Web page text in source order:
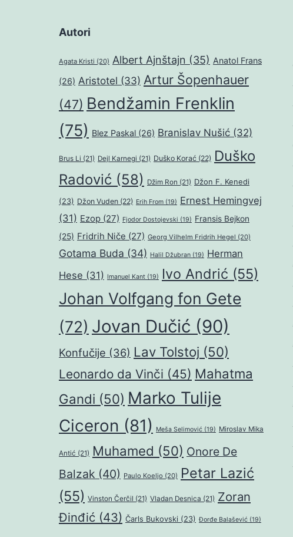
Autori
Agata Kristi (20) Albert Ajnštajn (35) Anatol Frans
(26) Aristotel (33) Artur Šopenhauer
(47) Bendžamin Frenklin
(75) Blez Paskal (26) Branislav Nušić (32)
Brus Li (21) Dejl Karnegi (21) Duško Korać (22) Duško
Radović (58) Džim Ron (21) Džon F. Kenedi
(23) Džon Vuden (22) Erih From (19) Ernest Hemingvej
(31) Ezop (27) Fjodor Dostojevski (19) Fransis Bejkon
(25) Fridrih Niče (27) Georg Vilhelm Fridrih Hegel (20)
Gotama Buda (34) Halil Džubran (19) Herman
Hese (31) Imanuel Kant (19) Ivo Andrić (55)
Johan Volfgang fon Gete
(72) Jovan Dučić (90)
Konfučije (36) Lav Tolstoj (50)
Leonardo da Vinči (45) Mahatma
Gandi (50) Marko Tulije
Ciceron (81) Meša Selimović (19) Miroslav Mika
Antić (21) Muhamed (50) Onore De
Balzak (40) Paulo Koeljo (20) Petar Lazić
(55) Vinston Čerčil (21) Vladan Desnica (21) Zoran
Đinđić (43) Čarls Bukovski (23) Đorđe Balašević (19)